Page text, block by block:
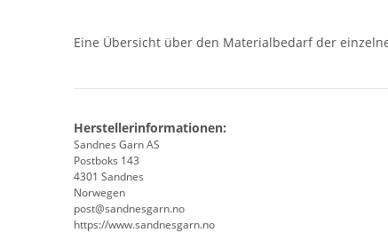
Eine Übersicht über den Materialbedarf der
Herstellerinformationen:
Sandnes Garn AS
Postboks 143
4301 Sandnes
Norwegen
post@sandnesgarn.no
https://www.sandnesgarn.no